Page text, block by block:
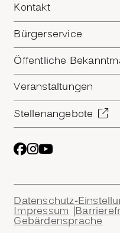
Kontakt
Bürgerservice
Öffentliche
Veranstaltungen
Stellenangebote
Datenschutz-
Impressum
Gebärdensprache